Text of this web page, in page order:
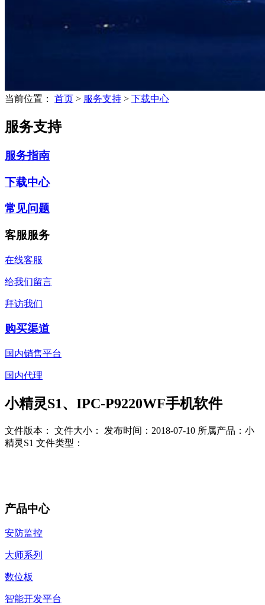
当前位置： 首页 > 服务支持 > 下载中心
服务支持
服务指南
下载中心
常见问题
客服服务
在线客服
给我们留言
拜访我们
购买渠道
国内销售平台
国内代理
小精灵S1、IPC-P9220WF手机软件
文件版本： 文件大小： 发布时间：2018-07-10 所属产品：小
精灵S1 文件类型：
产品中心
安防监控
大师系列
数位板
智能开发平台